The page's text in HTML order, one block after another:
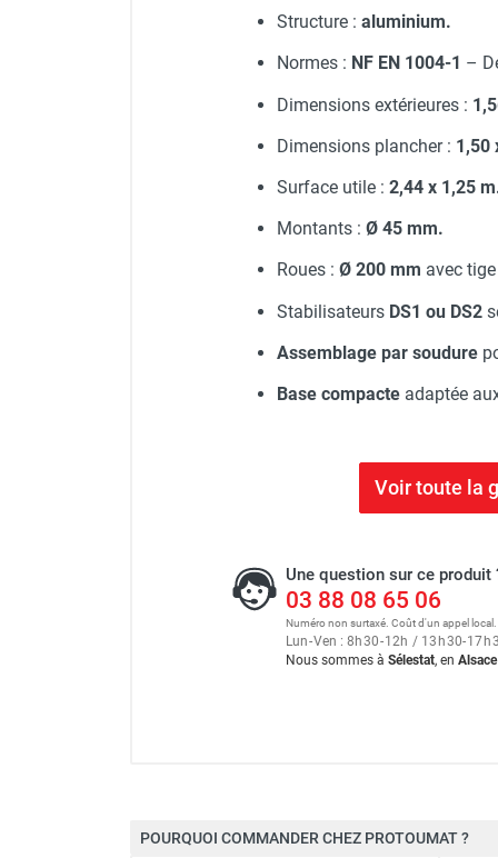
Structure : aluminium.
Normes : NF EN 1004-1 –
Dimensions extérieures :
Dimensions plancher : 1,50
Surface utile : 2,44 x 1,25
Montants : Ø 45 mm.
Roues : Ø 200 mm avec
Stabilisateurs DS1 ou DS2
Assemblage par soudure
Base compacte adaptée
Voir toute la
Une question sur ce produit
03 88 08 65 06
Numéro non surtaxé. Coût d'un appel local.
Lun-Ven : 8h30-12h / 13h30-17h
Nous sommes à Sélestat, en Alsace
Longueur
POURQUOI COMMANDER CHEZ PROTOUMAT ?